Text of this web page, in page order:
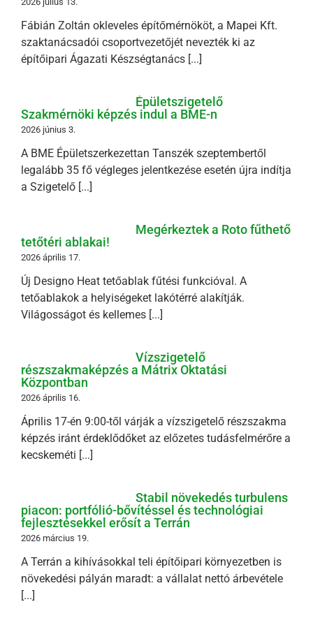
Fábián Zoltán okleveles építőmérnököt, a Mapei Kft.
szaktanácsadói csoportvezetőjét nevezték ki az
építőipari Ágazati Készségtanács [...]
Épületszigetelő
Szakmérnöki képzés indul a BME-n
2026 június 3.
A BME Épületszerkezettan Tanszék szeptembertől
legalább 35 fő végleges jelentkezése esetén újra indítja
a Szigetelő [...]
Megérkeztek a Roto fűthető
tetőtéri ablakai!
2026 április 17.
Új Designo Heat tetőablak fűtési funkcióval. A
tetőablakok a helyiségeket lakótérré alakítják.
Világosságot és kellemes [...]
Vízszigetelő
részszakmaképzés a Mátrix Oktatási
Központban
2026 április 16.
Április 17-én 9:00-től várják a vízszigetelő részszakma
képzés iránt érdeklődőket az előzetes tudásfelmérőre a
kecskeméti [...]
Stabil növekedés turbulens
piacon: portfólió-bővítéssel és technológiai
fejlesztésekkel erősít a Terrán
2026 március 19.
A Terrán a kihívásokkal teli építőipari környezetben is
növekedési pályán maradt: a vállalat nettó árbevétele
[...]